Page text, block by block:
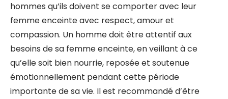
hommes qu’ils doivent se comporter avec leur
femme enceinte avec respect, amour et
compassion. Un homme doit être attentif aux
besoins de sa femme enceinte, en veillant à ce
qu’elle soit bien nourrie, reposée et soutenue
émotionnellement pendant cette période
importante de sa vie. Il est recommandé d’être